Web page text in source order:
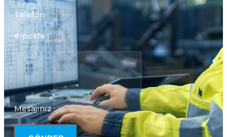
Telefon
e-posta
Mesajınız